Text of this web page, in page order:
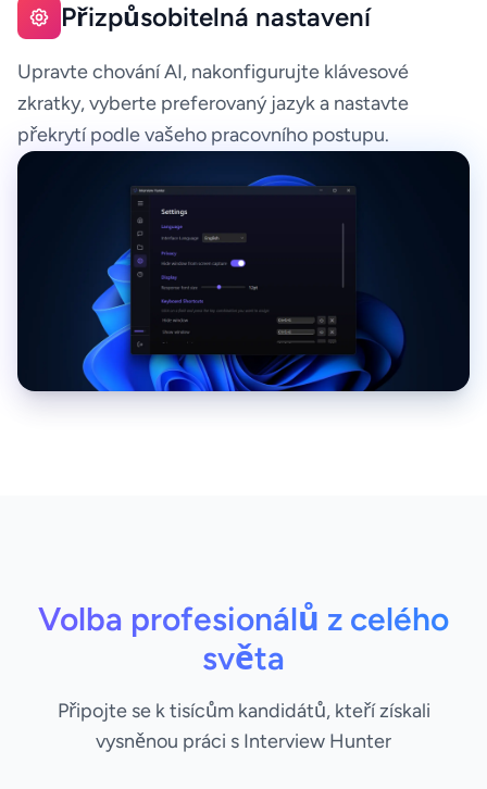
Přizpůsobitelná nastavení
Upravte chování AI, nakonfigurujte klávesové
zkratky, vyberte preferovaný jazyk a nastavte
překrytí podle vašeho pracovního postupu.
Volba profesionálů z celého
světa
Připojte se k tisícům kandidátů, kteří získali
vysněnou práci s Interview Hunter